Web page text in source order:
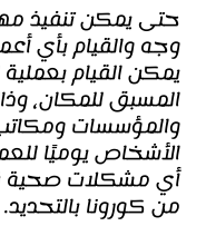
حتى يمكن تنفيذ
وجه والقيام بأي
يمكن القيام
المسبق للمكان،
والمؤسسات
الأشخاص يوميًا
أي مشكلات صحية
من كورونا بالتحديد.